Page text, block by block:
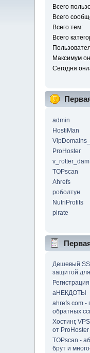
Всего
Всего
Всего тем:
Всего
Максимум
Сегодня
admin
HostiMan
ProHoster
v_rotter_dam
TOPscan
Ahrefs
роболтун
NutriProfits
pirate
Дешевый
защитой
аНЕКДОТЫ
ahrefs.com -
обратных
Хостинг,
от ProHoster
TOPscan -
брут и